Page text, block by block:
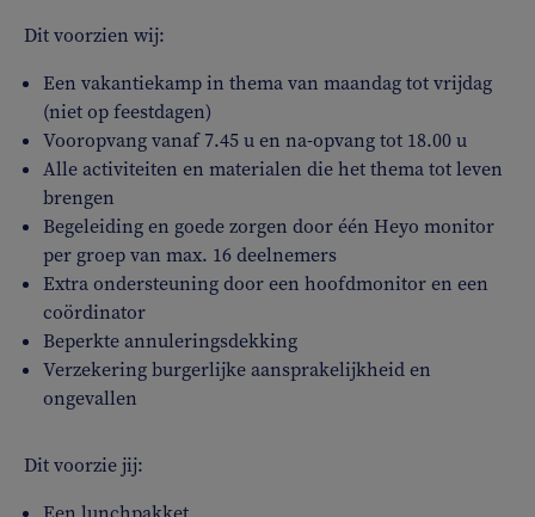
Dit voorzien wij:
Een vakantiekamp in thema van maandag tot vrijdag
(niet op feestdagen)
Vooropvang vanaf 7.45 u en na-opvang tot 18.00 u
Alle activiteiten en materialen die het thema tot leven
brengen
Begeleiding en goede zorgen door één Heyo monitor
per groep van max. 16 deelnemers
Extra ondersteuning door een hoofdmonitor en een
coördinator
Beperkte annuleringsdekking
Verzekering burgerlijke aansprakelijkheid en
ongevallen
Dit voorzie jij: